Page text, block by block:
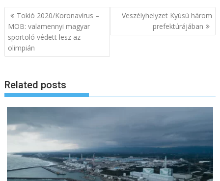
B
e
e
y
z
é
n
v
i
Tokió 2020/Koronavírus –
MOB: valamennyi magyar
sportoló védett lesz az
olimpián
Veszélyhelyzet Kyúsú három
prefektúrájában
Related posts